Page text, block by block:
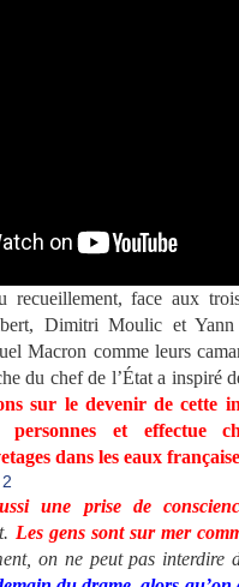
recueillement, face aux
Dimitri Moulic et Yann
Macron comme leurs
du chef de l’État a inspiré
sur le devenir de cette
et effectue
dans les eaux
une prise de
Les gens sont sur mer
on ne peut pas interdire